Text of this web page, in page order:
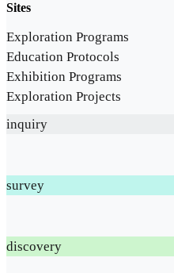
Sites
Exploration Programs
Education Protocols
Exhibition Programs
Exploration Projects
inquiry
survey
discovery